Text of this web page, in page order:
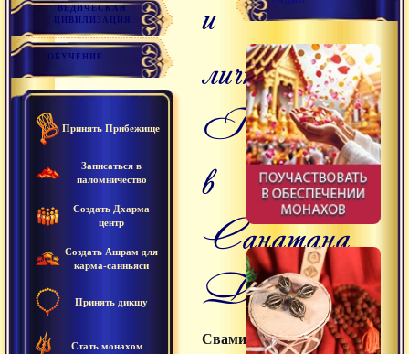
ВЕДИЧЕСКАЯ
ЦИВИЛИЗАЦИЯ
ОБУЧЕНИЕ
Принять Прибежище
Записаться в
паломничество
Создать Дхарма
центр
Создать Ашрам для
карма-санньяси
Принять дикшу
Стать монахом
и
личности.
Главное
в
Санатана
Дхарме
Свами